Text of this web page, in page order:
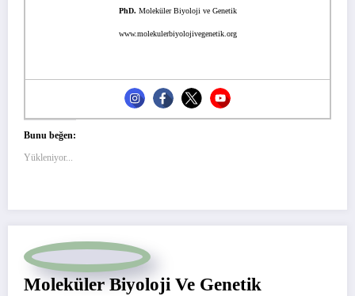
PhD. Moleküler Biyoloji ve Genetik
www.molekulerbiyolojivegenetik.org
Bunu beğen:
Yükleniyor...
Moleküler Biyoloji Ve Genetik